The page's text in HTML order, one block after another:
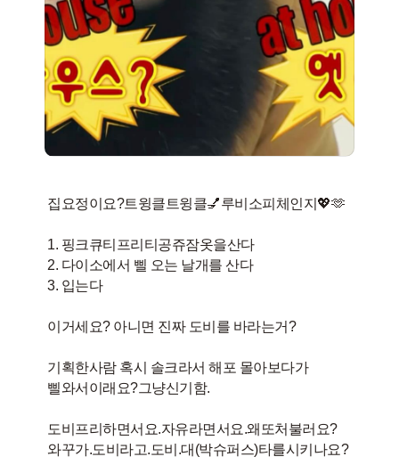
집요정이요?트윙클트윙클💅루비소피체인지💖🫶
1. 핑크큐티프리티공쥬잠옷을산다
2. 다이소에서 삘 오는 날개를 산다
3. 입는다
이거세요? 아니면 진짜 도비를 바라는거?
기획한사람 혹시 솔크라서 해포 몰아보다가
삘와서이래요?그냥신기함.
도비프리하면서요.자유라면서요.왜또처불러요?
와꾸가.도비라고.도비.대(박슈퍼스)타를시키나요?